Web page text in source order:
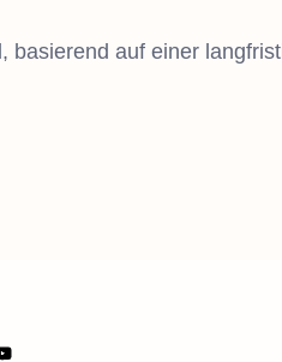
basierend auf einer